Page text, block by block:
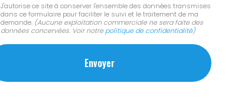
J'autorise ce site à conserver l'ensemble des données transmises
dans ce formulaire pour faciliter le suivi et le traitement de ma
demande. (Aucune exploitation commerciale ne sera faite des
données concervées. Voir notre politique de confidentialité)